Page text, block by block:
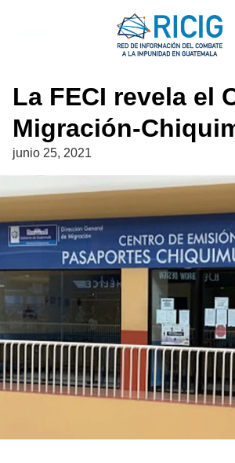
La FECI revela el
Migración-
junio 25, 2021